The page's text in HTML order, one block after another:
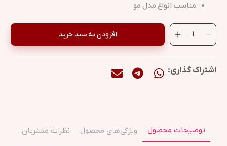
مناسب انواع مدل مو
افزودن به سبد خرید
اشتراک گذاری:
توضیحات محصول ویژگی‌های محصول نظرات مشتریان